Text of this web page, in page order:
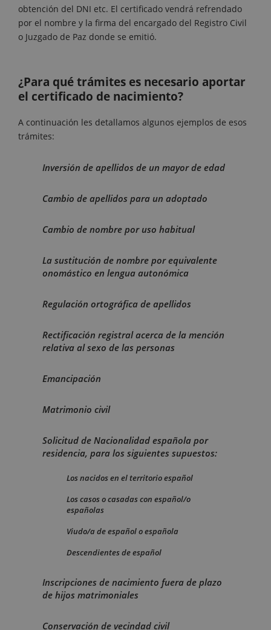
obtención del DNI etc. El certificado vendrá refrendado
por el nombre y la firma del encargado del Registro Civil
o Juzgado de Paz donde se emitió.
¿Para qué trámites es necesario aportar
el certificado de nacimiento?
A continuación les detallamos algunos ejemplos de esos
trámites:
Inversión de apellidos de un mayor de edad
Cambio de apellidos para un adoptado
Cambio de nombre por uso habitual
La sustitución de nombre por equivalente
onomástico en lengua autonómica
Regulación ortográfica de apellidos
Rectificación registral acerca de la mención
relativa al sexo de las personas
Emancipación
Matrimonio civil
Solicitud de Nacionalidad española por
residencia, para los siguientes supuestos:
Los nacidos en el territorio español
Los casos o casadas con español/o
españolas
Viudo/a de español o española
Descendientes de español
Inscripciones de nacimiento fuera de plazo
de hijos matrimoniales
Conservación de vecindad civil